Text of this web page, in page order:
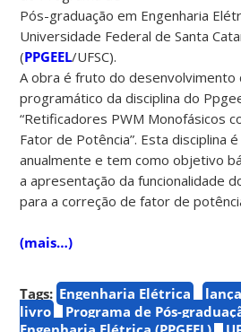
Pós-graduação em Engenharia
Universidade Federal de Santa
(PPGEEL/UFSC).
A obra é fruto do desenvolvimento
programático da disciplina do
“Retificadores PWM Monofásicos
Fator de Potência”. Esta disciplina
anualmente e tem como objetivo
a apresentação da funcionalidade
para a correção de fator de
(mais…)
Tags: Engenharia Elétrica
livro
Programa de Pós-